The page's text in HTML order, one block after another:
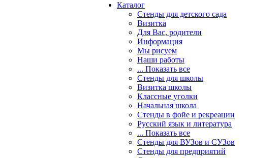
Каталог
Стенды для детского сада
Визитка
Для Вас, родители
Информация
Мы рисуем
Наши работы
... Показать все
Стенды для школы
Визитка школы
Классные уголки
Начальная школа
Стенды в фойе и рекреации
Русский язык и литература
... Показать все
Стенды для ВУЗов и СУЗов
Стенды для предприятий